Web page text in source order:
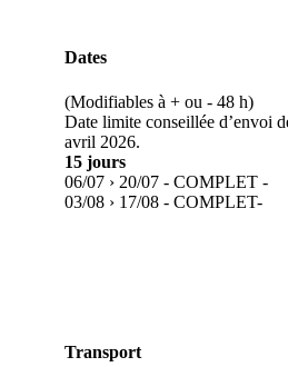
Dates
(Modifiables à + ou - 48 h)
Date limite conseillée d’envoi
avril 2026.
15 jours
06/07 › 20/07 - COMPLET -
03/08 › 17/08 - COMPLET-
Transport